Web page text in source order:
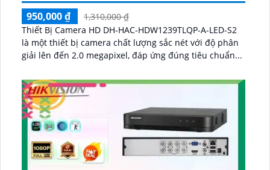
950,000 ₫
1,310,000 ₫
Thiết Bị Camera HD DH-HAC-HDW1239TLQP-A-LED-S2
là một thiết bị camera chất lượng sắc nét với độ phân
giải lên đến 2.0 megapixel, đáp ứng đúng tiêu chuẩn...